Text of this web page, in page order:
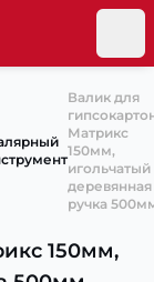
Валик для
Матрикс
150мм,
игольчатый
деревянная
ручка
150мм,